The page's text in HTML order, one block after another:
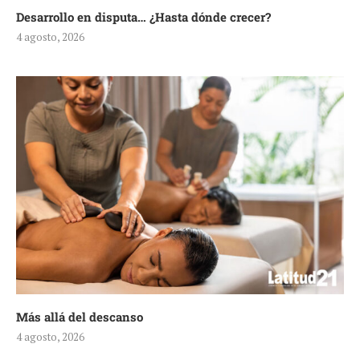
Desarrollo en disputa… ¿Hasta dónde crecer?
4 agosto, 2026
Más allá del descanso
4 agosto, 2026